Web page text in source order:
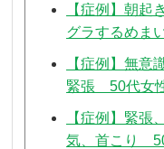
【症例】朝起
グラするめま
【症例】無意
緊張 50代女
【症例】緊張
気、首こり